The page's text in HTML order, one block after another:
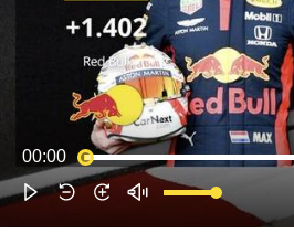
00:00